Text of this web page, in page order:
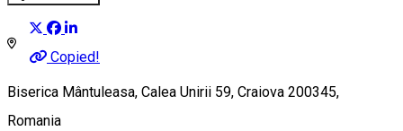
Copied!
Biserica Mântuleasa, Calea Unirii 59, Craiova 200345,
Romania